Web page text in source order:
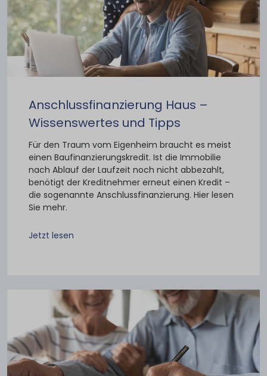
Anschlussfinanzierung Haus –
Wissenswertes und Tipps
Für den Traum vom Eigenheim braucht es meist
einen Baufinanzierungskredit. Ist die Immobilie
nach Ablauf der Laufzeit noch nicht abbezahlt,
benötigt der Kreditnehmer erneut einen Kredit –
die sogenannte Anschlussfinanzierung. Hier lesen
Sie mehr.
Jetzt lesen